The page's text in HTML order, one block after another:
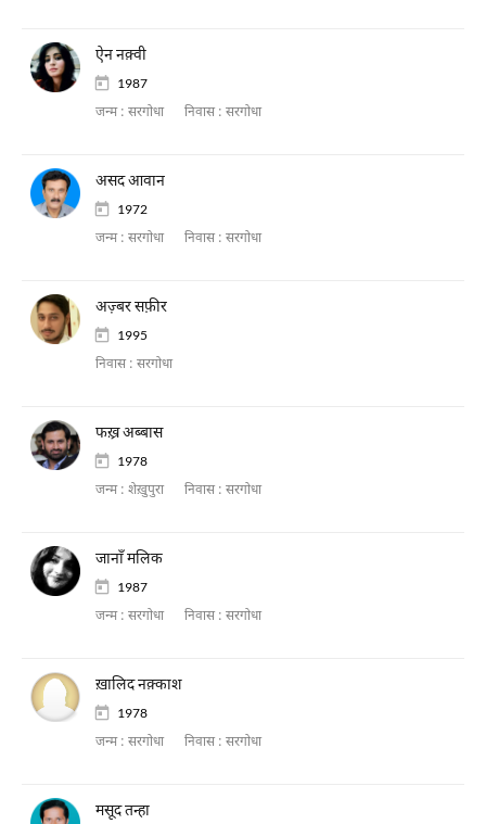
ऐन नक़्वी
1987
जन्म : सरगोधा निवास : सरगोधा
असद आवान
1972
जन्म : सरगोधा निवास : सरगोधा
अज़्बर सफ़ीर
1995
निवास : सरगोधा
फख़्र अब्बास
1978
जन्म : शेख़ुपुरा निवास : सरगोधा
जानाँ मलिक
1987
जन्म : सरगोधा निवास : सरगोधा
ख़ालिद नक़्काश
1978
जन्म : सरगोधा निवास : सरगोधा
मसूद तन्हा